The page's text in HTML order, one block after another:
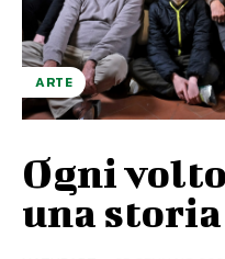
ARTE
Ogni
una storia